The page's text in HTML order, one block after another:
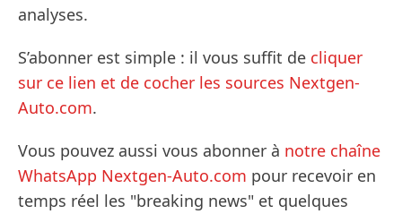
analyses.
S’abonner est simple : il vous suffit de cliquer
sur ce lien et de cocher les sources Nextgen-
Auto.com.
Vous pouvez aussi vous abonner à notre chaîne
WhatsApp Nextgen-Auto.com pour recevoir en
temps réel les "breaking news" et quelques